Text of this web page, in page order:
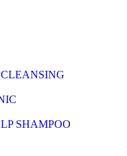
SHAMPOO